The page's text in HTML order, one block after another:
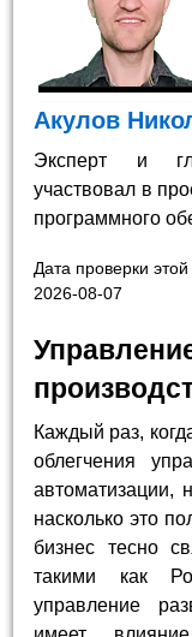
Акулов
Эксперт и
участвовал в
программного
Дата проверки
2026-08-07
Каждый раз,
облегчения
автоматизации,
насколько это
бизнес тесно
такими как
управление